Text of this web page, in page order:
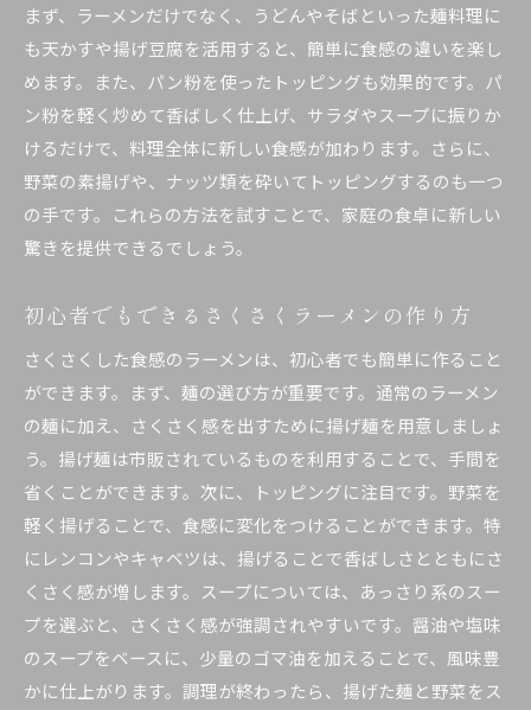
まず、ラーメンだけでなく、うどんやそばといった麺料理に
も天かすや揚げ豆腐を活用すると、簡単に食感の違いを楽し
めます。また、パン粉を使ったトッピングも効果的です。パ
ン粉を軽く炒めて香ばしく仕上げ、サラダやスープに振りか
けるだけで、料理全体に新しい食感が加わります。さらに、
野菜の素揚げや、ナッツ類を砕いてトッピングするのも一つ
の手です。これらの方法を試すことで、家庭の食卓に新しい
驚きを提供できるでしょう。
初心者でもできるさくさくラーメンの作り方
さくさくした食感のラーメンは、初心者でも簡単に作ること
ができます。まず、麺の選び方が重要です。通常のラーメン
の麺に加え、さくさく感を出すために揚げ麺を用意しましょ
う。揚げ麺は市販されているものを利用することで、手間を
省くことができます。次に、トッピングに注目です。野菜を
軽く揚げることで、食感に変化をつけることができます。特
にレンコンやキャベツは、揚げることで香ばしさとともにさ
くさく感が増します。スープについては、あっさり系のスー
プを選ぶと、さくさく感が強調されやすいです。醤油や塩味
のスープをベースに、少量のゴマ油を加えることで、風味豊
かに仕上がります。調理が終わったら、揚げた麺と野菜をス